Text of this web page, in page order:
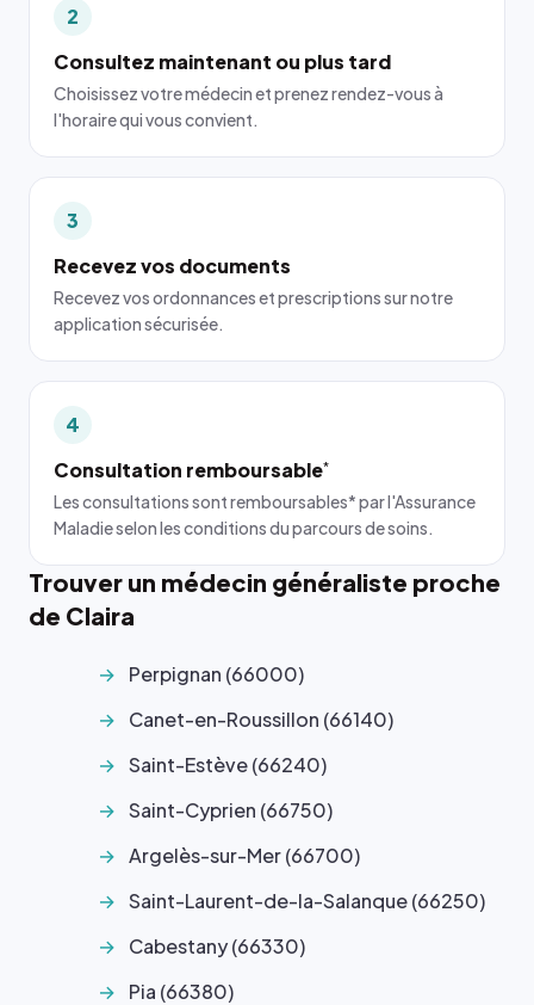
2
Consultez maintenant ou plus tard
Choisissez votre médecin et prenez rendez-vous à
l'horaire qui vous convient.
3
Recevez vos documents
Recevez vos ordonnances et prescriptions sur notre
application sécurisée.
4
Consultation remboursable*
Les consultations sont remboursables* par l'Assurance
Maladie selon les conditions du parcours de soins.
Trouver un médecin généraliste proche
de Claira
Perpignan (66000)
Canet-en-Roussillon (66140)
Saint-Estève (66240)
Saint-Cyprien (66750)
Argelès-sur-Mer (66700)
Saint-Laurent-de-la-Salanque (66250)
Cabestany (66330)
Pia (66380)